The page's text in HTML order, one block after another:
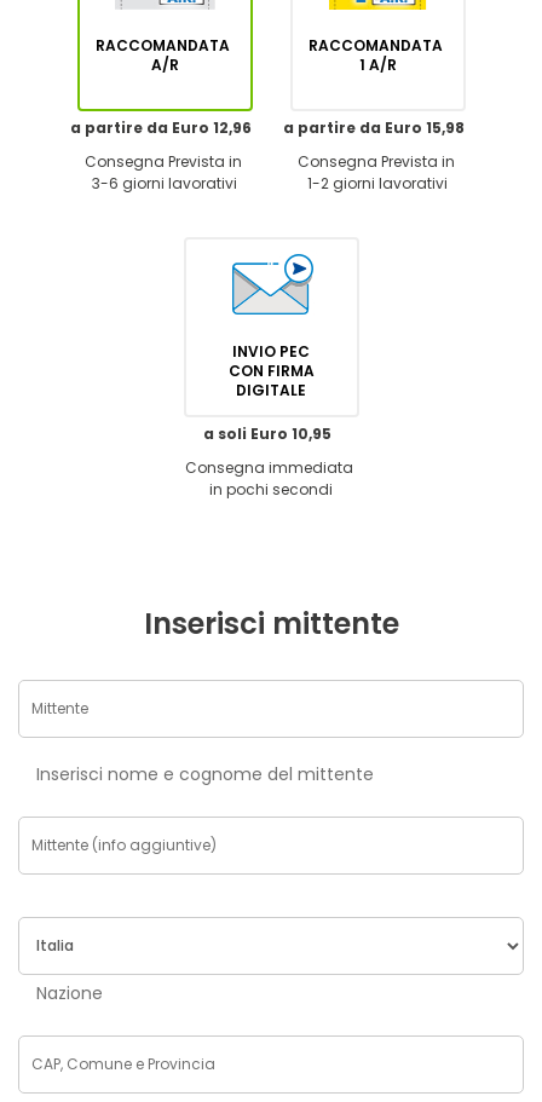
RACCOMANDATA
A/R
a partire da Euro 12,96
Consegna Prevista in
3-6 giorni lavorativi
RACCOMANDATA
1 A/R
a partire da Euro 15,98
Consegna Prevista in
1-2 giorni lavorativi
INVIO PEC
CON FIRMA
DIGITALE
a soli Euro 10,95
Consegna immediata
in pochi secondi
Inserisci mittente
Inserisci nome e cognome del mittente
Nazione